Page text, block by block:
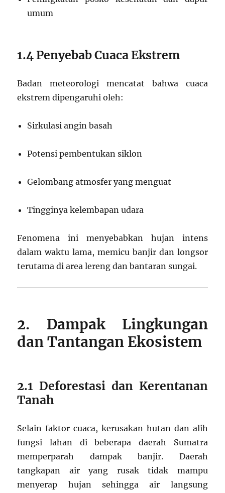
umum
1.4 Penyebab Cuaca Ekstrem
Badan meteorologi mencatat bahwa cuaca
ekstrem dipengaruhi oleh:
Sirkulasi angin basah
Potensi pembentukan siklon
Gelombang atmosfer yang menguat
Tingginya kelembapan udara
Fenomena ini menyebabkan hujan intens
dalam waktu lama, memicu banjir dan longsor
terutama di area lereng dan bantaran sungai.
2. Dampak Lingkungan
dan Tantangan Ekosistem
2.1 Deforestasi dan Kerentanan
Tanah
Selain faktor cuaca, kerusakan hutan dan alih
fungsi lahan di beberapa daerah Sumatra
memperparah dampak banjir. Daerah
tangkapan air yang rusak tidak mampu
menyerap hujan sehingga air langsung